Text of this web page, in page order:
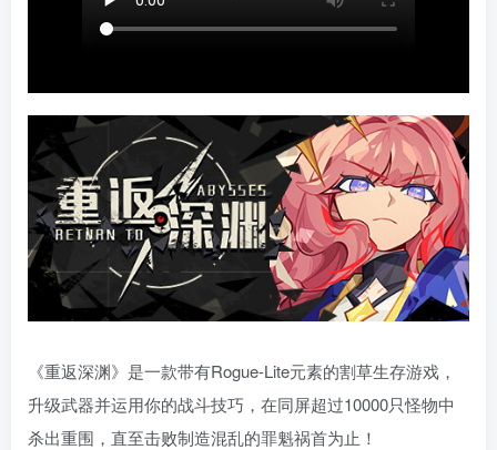
《重返深渊》是一款带有Rogue-Lite元素的割草生存游戏，
升级武器并运用你的战斗技巧，在同屏超过10000只怪物中
杀出重围，直至击败制造混乱的罪魁祸首为止！